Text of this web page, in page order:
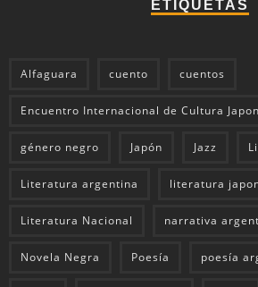
ETIQUETAS
Alfaguara cuento cuentos
Encuentro Internacional de Cultura
género negro Japón Jazz
Literatura argentina literatura
Literatura Nacional narrativa
Novela Negra Poesía poesía